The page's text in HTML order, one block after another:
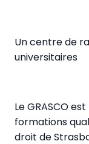
Un centre de
universitaires
Le GRASCO
formations
droit de